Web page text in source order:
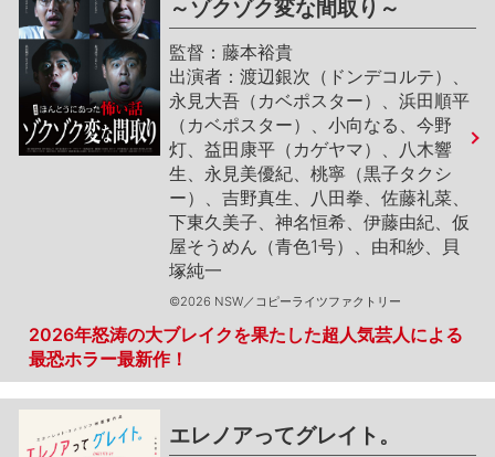
～ゾクゾク変な間取り～
藤本裕貴
渡辺銀次（ドンデコルテ）、
永見大吾（カベポスター）、浜田順平
（カベポスター）、小向なる、今野
灯、益田康平（カゲヤマ）、八木響
生、永見美優紀、桃寧（黒子タクシ
ー）、吉野真生、八田拳、佐藤礼菜、
下東久美子、神名恒希、伊藤由紀、仮
屋そうめん（青色1号）、由和紗、貝
塚純一
©2026 NSW／コピーライツファクトリー
2026年怒涛の大ブレイクを果たした超人気芸人による
最恐ホラー最新作！
エレノアってグレイト。